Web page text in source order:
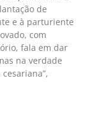
de
e à parturiente
com
fala em dar
na verdade